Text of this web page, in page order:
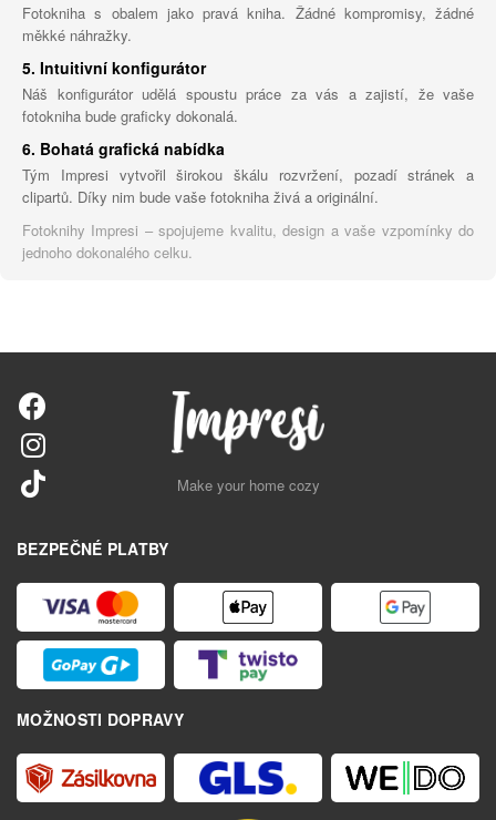
Fotokniha s obalem jako pravá kniha. Žádné kompromisy, žádné
měkké náhražky.
5. Intuitivní konfigurátor
Náš konfigurátor udělá spoustu práce za vás a zajistí, že vaše
fotokniha bude graficky dokonalá.
6. Bohatá grafická nabídka
Tým Impresi vytvořil širokou škálu rozvržení, pozadí stránek a
clipartů. Díky nim bude vaše fotokniha živá a originální.
Fotoknihy Impresi – spojujeme kvalitu, design a vaše vzpomínky do
jednoho dokonalého celku.
Make your home cozy
BEZPEČNÉ PLATBY
MOŽNOSTI DOPRAVY